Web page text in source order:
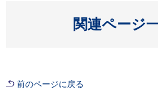
関連ページ
開
前のページに戻る